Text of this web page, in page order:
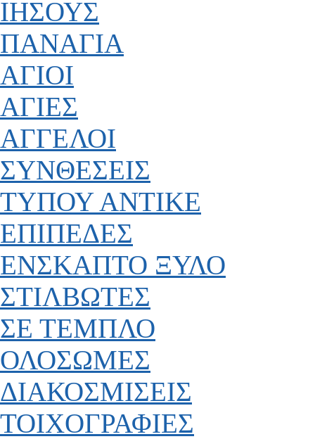
ΙΗΣΟΥΣ
ΠΑΝΑΓΙΑ
ΑΓΙΟΙ
ΑΓΙΕΣ
ΑΓΓΕΛΟΙ
ΣΥΝΘΕΣΕΙΣ
ΤΥΠΟΥ ΑΝΤΙΚΕ
ΕΠΙΠΕΔΕΣ
ΕΝΣΚΑΠΤΟ ΞΥΛΟ
ΣΤΙΛΒΩΤΕΣ
ΣΕ ΤΕΜΠΛΟ
ΟΛΟΣΩΜΕΣ
ΔΙΑΚΟΣΜΙΣΕΙΣ
ΤΟΙΧΟΓΡΑΦΙΕΣ